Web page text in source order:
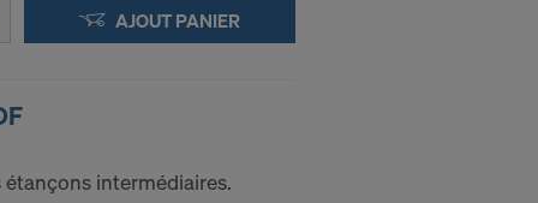
AJOUT PANIER
intermédiaires.
des
vous êtes
des